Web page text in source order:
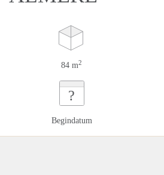
84 m2
?
Begindatum